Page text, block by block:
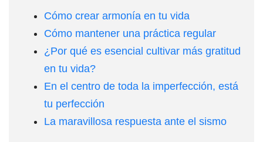
Cómo crear armonía en tu vida
Cómo mantener una práctica regular
¿Por qué es esencial cultivar más gratitud
en tu vida?
En el centro de toda la imperfección, está
tu perfección
La maravillosa respuesta ante el sismo